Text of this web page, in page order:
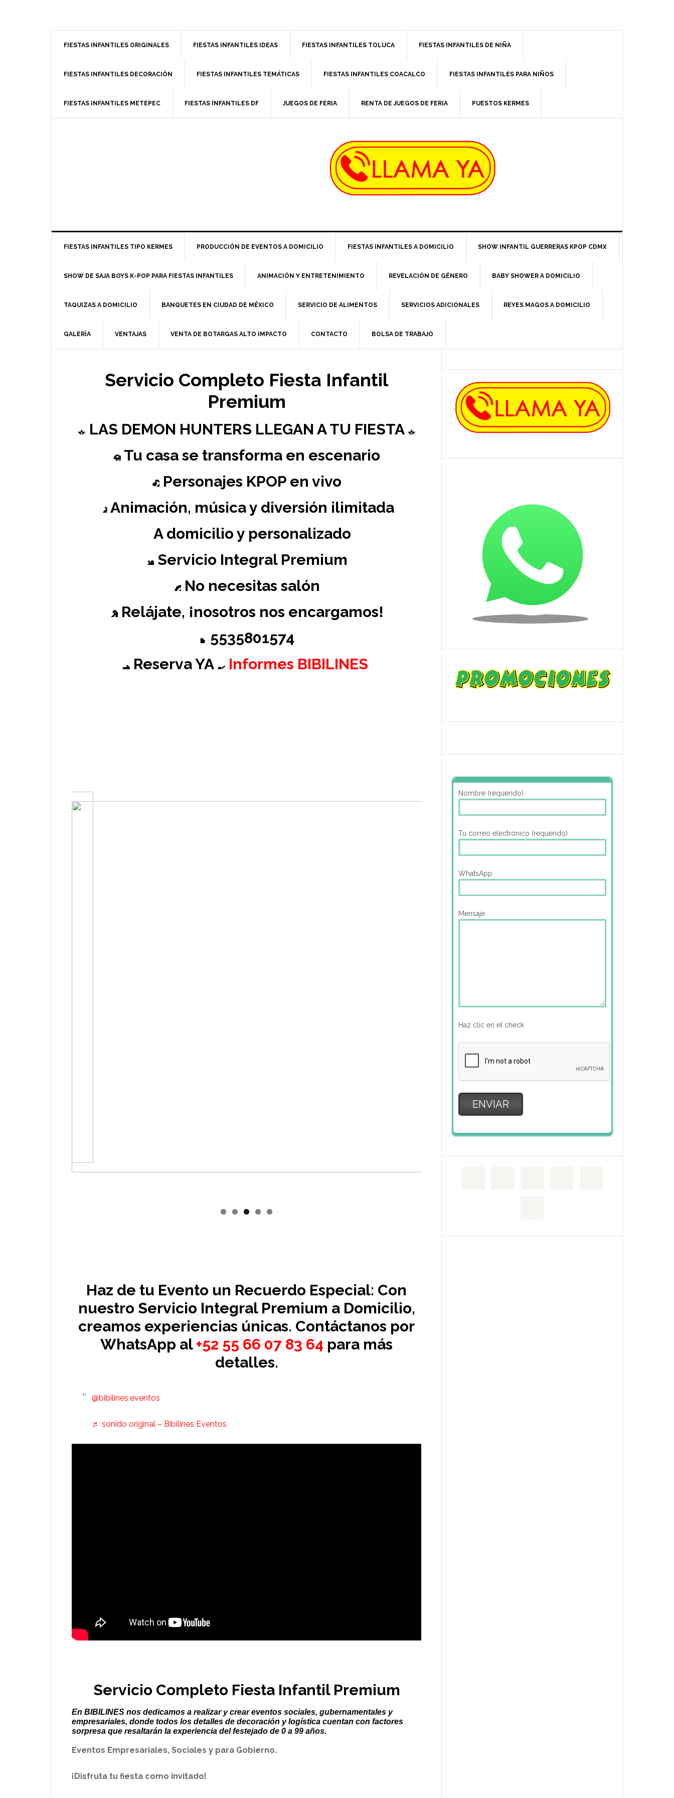
FIESTAS INFANTILES ORIGINALES FIESTAS INFANTILES IDEAS FIESTAS INFANTILES TOLUCA FIESTAS INFANTILES DE NIÑA
FIESTAS INFANTILES DECORACIÓN FIESTAS INFANTILES TEMÁTICAS FIESTAS INFANTILES COACALCO FIESTAS INFANTILES PARA NIÑOS
FIESTAS INFANTILES METEPEC FIESTAS INFANTILES DF JUEGOS DE FERIA RENTA DE JUEGOS DE FERIA PUESTOS KERMES
FIESTAS INFANTILES TIPO KERMES PRODUCCIÓN DE EVENTOS A DOMICILIO FIESTAS INFANTILES A DOMICILIO SHOW INFANTIL GUERRERAS KPOP CDMX
SHOW DE SAJA BOYS K-POP PARA FIESTAS INFANTILES ANIMACIÓN Y ENTRETENIMIENTO REVELACIÓN DE GÉNERO BABY SHOWER A DOMICILIO
TAQUIZAS A DOMICILIO BANQUETES EN CIUDAD DE MÉXICO SERVICIO DE ALIMENTOS SERVICIOS ADICIONALES REYES MAGOS A DOMICILIO
GALERÍA VENTAJAS VENTA DE BOTARGAS ALTO IMPACTO CONTACTO BOLSA DE TRABAJO
Servicio Completo Fiesta Infantil
Premium
LAS DEMON HUNTERS LLEGAN A TU FIESTA
Tu casa se transforma en escenario
Personajes KPOP en vivo
Animación, música y diversión ilimitada
A domicilio y personalizado
Servicio Integral Premium
No necesitas salón
Relájate, ¡nosotros nos encargamos!
5535801574
Reserva YA
Informes BIBILINES
Haz de tu Evento un Recuerdo Especial: Con
nuestro Servicio Integral Premium a Domicilio,
creamos experiencias únicas. Contáctanos por
WhatsApp al +52 55 66 07 83 64 para más
detalles.
@bibilines.eventos
♬ sonido original – Bibilines Eventos
Servicio Completo Fiesta Infantil Premium
En BIBILINES nos dedicamos a realizar y crear eventos sociales, gubernamentales y
empresariales, donde todos los detalles de decoración y logística cuentan con factores
sorpresa que resaltarán la experiencia del festejado de 0 a 99 años.
Eventos Empresariales, Sociales y para Gobierno.
¡Disfruta tu fiesta como invitado!
Nombre (requerido)
Tu correo electrónico (requerido)
WhatsApp
Mensaje
Haz clic en el check